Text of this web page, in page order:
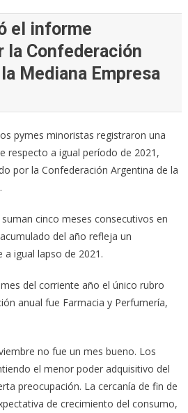
el informe
la Confederación
Mediana Empresa
pymes minoristas registraron una
respecto a igual período de 2021,
por la Confederación Argentina de la
cinco meses consecutivos en
del año refleja un
igual lapso de 2021.
del corriente año el único rubro
anual fue Farmacia y Perfumería,
no fue un mes bueno. Los
el menor poder adquisitivo del
preocupación. La cercanía de fin de
de crecimiento del consumo,